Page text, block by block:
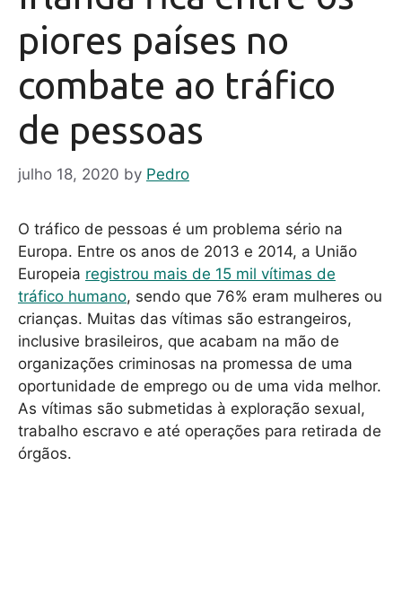
piores países no
combate ao tráfico
de pessoas
julho 18, 2020 by Pedro
O tráfico de pessoas é um problema sério na
Europa. Entre os anos de 2013 e 2014, a União
Europeia registrou mais de 15 mil vítimas de
tráfico humano, sendo que 76% eram mulheres ou
crianças. Muitas das vítimas são estrangeiros,
inclusive brasileiros, que acabam na mão de
organizações criminosas na promessa de uma
oportunidade de emprego ou de uma vida melhor.
As vítimas são submetidas à exploração sexual,
trabalho escravo e até operações para retirada de
órgãos.